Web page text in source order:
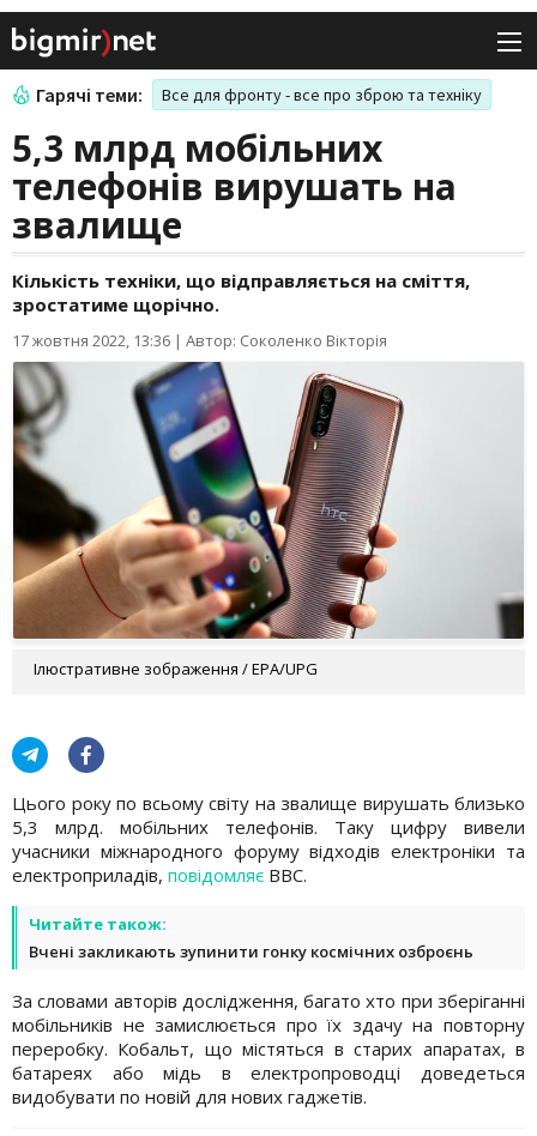
Гарячі теми: Все для фронту - все про зброю та техніку
5,3 млрд мобільних
телефонів вирушать на
звалище
Кількість техніки, що відправляється на сміття,
зростатиме щорічно.
17 жовтня 2022, 13:36 | Автор: Соколенко Вікторія
Ілюстративне зображення / EPA/UPG
Цього року по всьому світу на звалище вирушать близько
5,3 млрд. мобільних телефонів. Таку цифру вивели
учасники міжнародного форуму відходів електроніки та
електроприладів, повідомляє ВВС.
Читайте також:
Вчені закликають зупинити гонку космічних озброєнь
За словами авторів дослідження, багато хто при зберіганні
мобільників не замислюється про їх здачу на повторну
переробку. Кобальт, що містяться в старих апаратах, в
батареях або мідь в електропроводці доведеться
видобувати по новій для нових гаджетів.